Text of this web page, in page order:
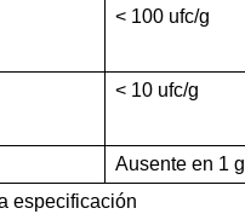
< 100 ufc/g
< 10 ufc/g
Ausente en 1 g
especificación